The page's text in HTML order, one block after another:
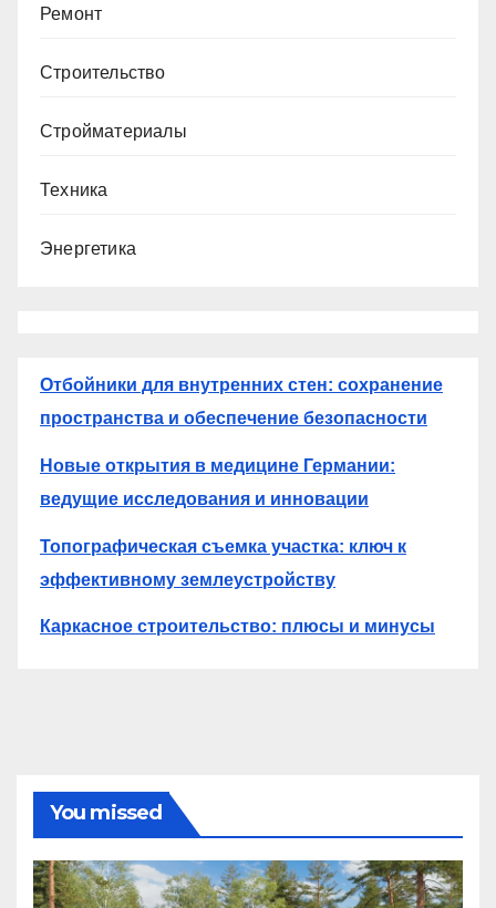
Ремонт
Строительство
Стройматериалы
Техника
Энергетика
Отбойники для внутренних стен: сохранение
пространства и обеспечение безопасности
Новые открытия в медицине Германии:
ведущие исследования и инновации
Топографическая съемка участка: ключ к
эффективному землеустройству
Каркасное строительство: плюсы и минусы
You missed